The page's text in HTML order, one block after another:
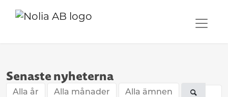
Senaste nyheterna
Alla år Alla månader Alla ämnen